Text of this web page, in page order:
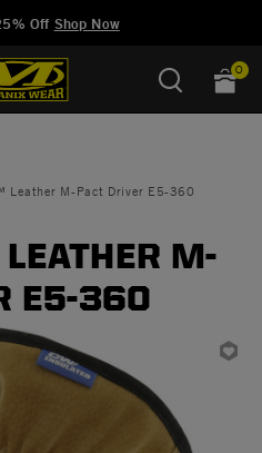
Off Shop Now
0
Leather M-Pact Driver E5-360
M-
E5-360